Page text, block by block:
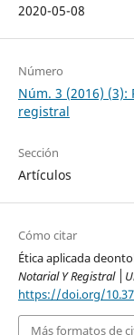
2020-05-08
Número
Núm. 3 (2016)
registral
Sección
Artículos
Cómo citar
Ética aplicada
Notarial Y Registral
https://doi.org/
Más formatos de